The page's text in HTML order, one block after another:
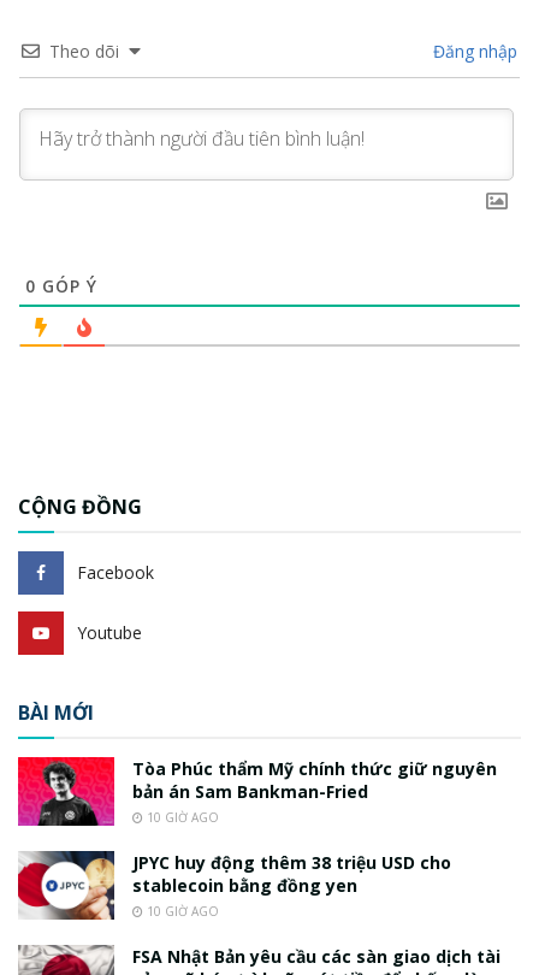
Theo dõi Đăng nhập
0 GÓP Ý
CỘNG ĐỒNG
Facebook
Youtube
BÀI MỚI
Tòa Phúc thẩm Mỹ chính thức giữ nguyên
bản án Sam Bankman-Fried
10 GIỜ AGO
JPYC huy động thêm 38 triệu USD cho
stablecoin bằng đồng yen
10 GIỜ AGO
FSA Nhật Bản yêu cầu các sàn giao dịch tài